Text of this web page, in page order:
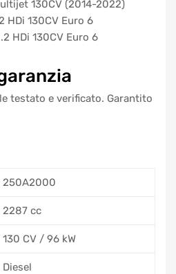
130CV (2014-2022)
HDi 130CV Euro 6
HDi 130CV Euro 6
testato e verificato. Garantito
250A2000
2287 cc
130 CV / 96 kW
Diesel